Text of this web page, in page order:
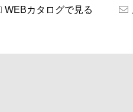
WEBカタログで見る